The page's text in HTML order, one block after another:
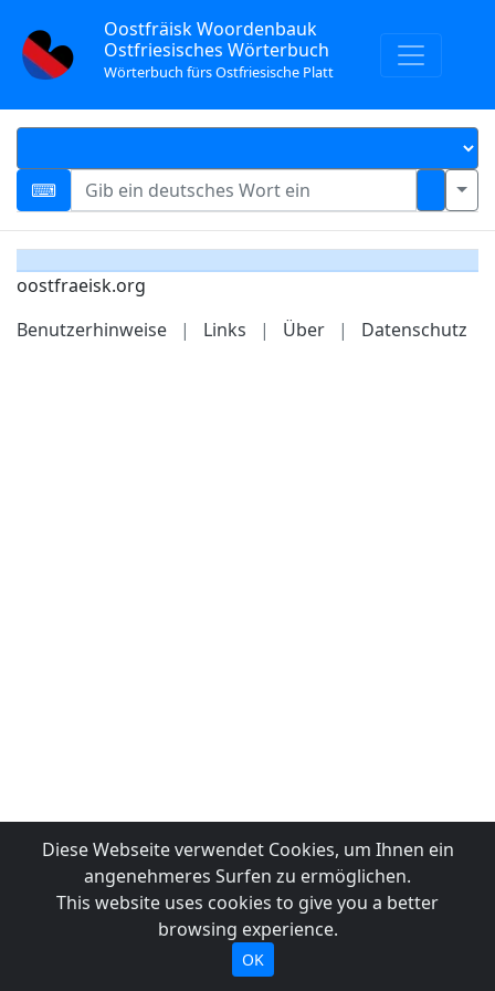
Oostfräisk Woordenbauk
Ostfriesisches Wörterbuch
Wörterbuch fürs Ostfriesische Platt
oostfraeisk.org
Benutzerhinweise
| Links | Über | Datenschutz
Diese Webseite verwendet Cookies, um Ihnen ein
angenehmeres Surfen zu ermöglichen.
This website uses cookies to give you a better
browsing experience.
OK